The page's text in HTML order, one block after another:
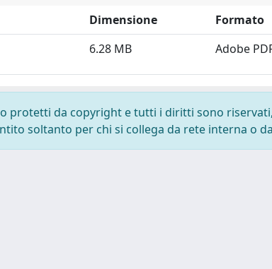
Dimensione
Formato
6.28 MB Adobe
protetti da copyright e tutti i diritti sono
soltanto per chi si collega da rete interna o da